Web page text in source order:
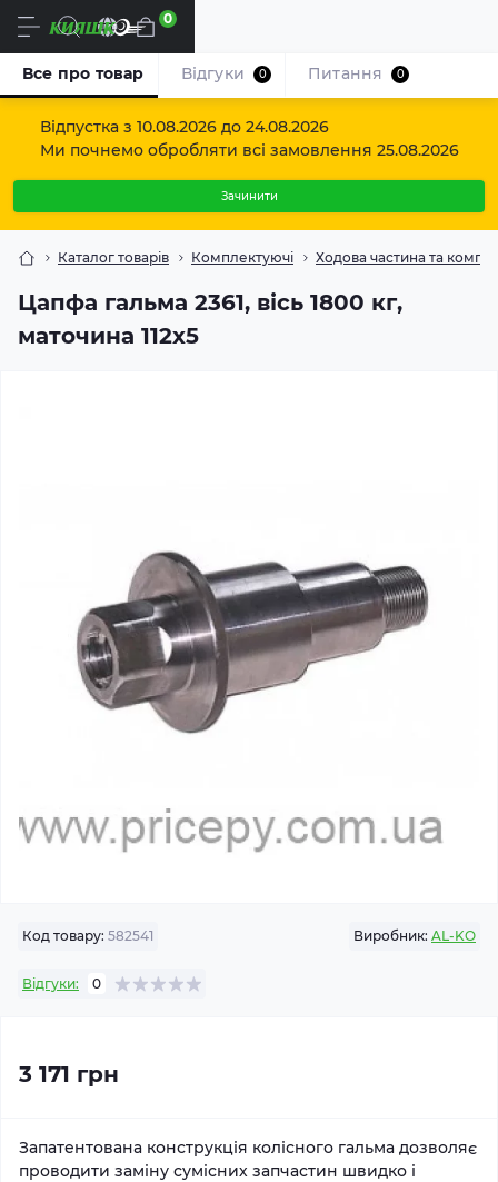
Відпустка з 10.08.2026 до 24.08.2026
Ми почнемо обробляти всі замовлення 25.08.2026
Зачинити
Uk 0
Каталог товарів Комплектуючі Ходова частина та
Цапфа гальма 2361, вісь 1800 кг,
маточина 112х5
Все про товар Відгуки 0 Питання 0
Код товару: 582541 Виробник: AL-KO
Відгуки: 0
3 171 грн
Запатентована конструкція колісного гальма дозволяє
проводити заміну сумісних запчастин швидко і